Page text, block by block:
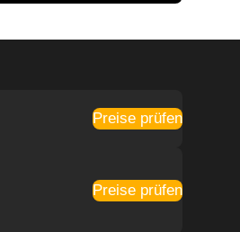
Preise prüfen
Preise prüfen